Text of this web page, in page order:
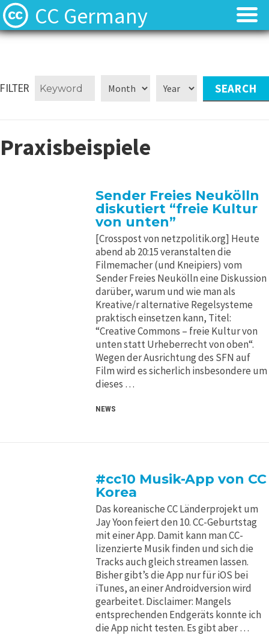
CC Germany
⬈ Lizenzen
Kontakt
⬈ Lizenzen
Kontakt
FILTER
Praxisbeispiele
Sender Freies Neukölln
diskutiert “freie Kultur
von unten”
[Crosspost von netzpolitik.org] Heute
abend ab 20:15 veranstalten die
Filmemacher (und Kneipiers) vom
Sender Freies Neukölln eine Diskussion
darüber, warum und wie man als
Kreative/r alternative Regelsysteme
praktisch einsetzen kann, Titel:
“Creative Commons – freie Kultur von
unten statt Urheberrecht von oben“.
Wegen der Ausrichtung des SFN auf
Film wird es sicherlich insbesondere um
dieses …
NEWS
#cc10 Musik-App von CC
Korea
Das koreanische CC Länderprojekt um
Jay Yoon feiert den 10. CC-Geburtstag
mit einer App. Damit kann man CC-
lizenzierte Musik finden und sich die
Tracks auch gleich streamen lassen.
Bisher gibt’s die App nur für iOS bei
iTunes, an einer Androidversion wird
gearbeitet. Disclaimer: Mangels
entsprechenden Endgeräts konnte ich
die App nicht testen. Es gibt aber …